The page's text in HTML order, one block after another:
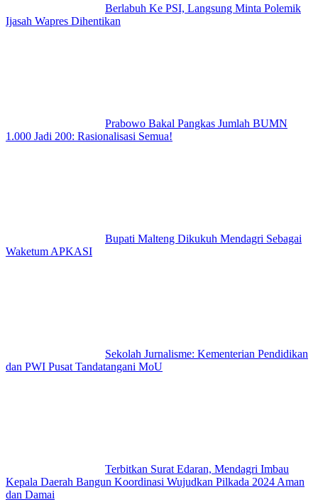
Berlabuh Ke PSI, Langsung Minta Polemik
Ijasah Wapres Dihentikan
Prabowo Bakal Pangkas Jumlah BUMN
1.000 Jadi 200: Rasionalisasi Semua!
Bupati Malteng Dikukuh Mendagri Sebagai
Waketum APKASI
Sekolah Jurnalisme: Kementerian Pendidikan
dan PWI Pusat Tandatangani MoU
Terbitkan Surat Edaran, Mendagri Imbau
Kepala Daerah Bangun Koordinasi Wujudkan Pilkada 2024 Aman
dan Damai